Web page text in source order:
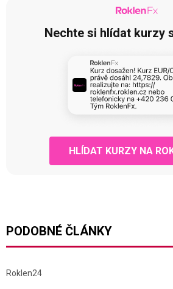
Nechte si hlídat kurzy
HLÍDAT KURZY NA
PODOBNÉ ČLÁNKY
Roklen24